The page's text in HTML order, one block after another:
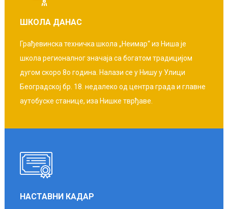
ШКОЛА ДАНАС
Грађевинска техничка школа „Неимар“ из Ниша је
школа регионалног значаја са богатом традицијом
дугом скоро 8о година. Налази се у Нишу у Улици
Београдској бр. 18. недалеко од центра града и главне
аутобуске станице, иза Нишке тврђаве.
НАСТАВНИ КАДАР